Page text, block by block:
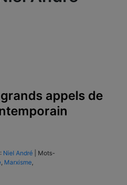
appels de
Niel André
Mots-
Marxisme